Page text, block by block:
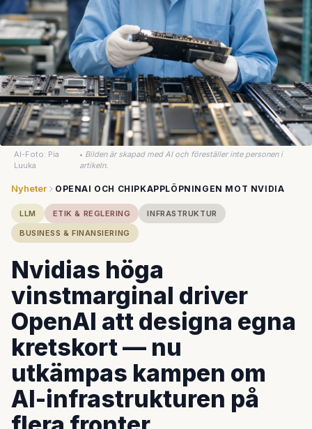
AI-Foto: Pia
Luuka
• Bilden är skapad med AI och föreställer inte personen i
artikeln.
Nyheter OPENAI OCH CHIPKAPPLÖPNINGEN MOT NVIDIA
LLM ETIK & REGLERING
INFRASTRUKTUR
BUSINESS & FINANSIERING
Nvidias höga
vinstmarginal driver
OpenAI att designa egna
kretskort — nu
utkämpas kampen om
AI-infrastrukturen på